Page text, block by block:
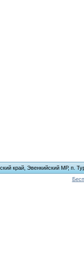
край, Эвенкийский МР, п.